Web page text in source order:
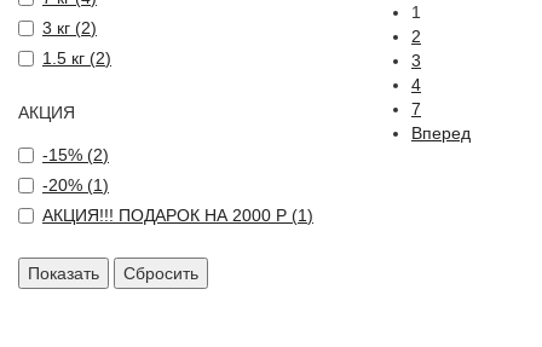
3 кг (2)
1.5 кг (2)
АКЦИЯ
-15% (2)
-20% (1)
АКЦИЯ!!! ПОДАРОК НА 2000 Р (1)
1
2
3
4
7
Вперед